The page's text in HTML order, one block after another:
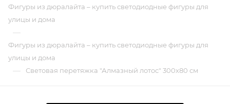
Фигуры из дюралайта – купить светодиодные фигуры для
улицы и дома
—
Фигуры из дюралайта – купить светодиодные фигуры для
улицы и дома
— Световая перетяжка "Алмазный лотос" 300х80 см